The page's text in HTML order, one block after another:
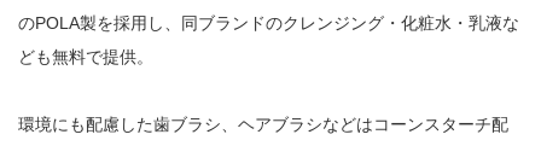
のPOLA製を採用し、同ブランドのクレンジング・化粧水・乳液な
ども無料で提供。
環境にも配慮した歯ブラシ、ヘアブラシなどはコーンスターチ配